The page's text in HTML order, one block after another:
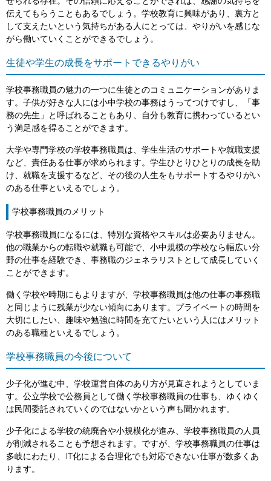
伝えてもらうこともあるでしょう。学校教育に興味があり、裏方と
して支えたいという気持ちがある人にとっては、やりがいを感じな
がら働いていくことができるでしょう。
生徒や学生の成長をサポートできるやりがい
学校事務職員の魅力の一つに生徒とのコミュニケーションがありま
す。子供が好きな人には小中学校の事務はうってつけですし、「事
務の先生」と呼ばれることもあり、自分も教育に携わっているとい
う満足感を得ることができます。
大学や専門学校の学校事務職員は、学生生活のサポートや就職支援
など、責任ある仕事が求められます。学生ひとりひとりの成長を助
け、就職を支援するなど、その後の人生をもサポートするやりがい
のある仕事といえるでしょう。
学校事務職員のメリット
学校事務職員になるには、特別な資格やスキルは必要ありません。
他の職業からの転職や就職も可能で、小中規模の学校なら幅広い分
野の仕事を経験でき、事務職のジェネラリストとして成長していく
ことができます。
働く学校や時期にもよりますが、学校事務職員は他の仕事の事務職
と同じように残業が少ない傾向にあります。プライベートの時間を
大切にしたい、趣味や勉強に時間を充てたいという人にはメリット
のある職種といえるでしょう。
学校事務職員の今後について
少子化が進む中、学校運営自体のあり方が見直されようとしていま
す。公立学校で公務員として働く学校事務職員の仕事も、ゆくゆく
は民間委託されていくのではないかという声も聞かれます。
少子化による学校の統廃合や小規模化が進み、学校事務職員の人員
が削減されることも予想されます。ですが、学校事務職員の仕事は
多岐にわたり、IT化による合理化でも対応できない仕事が数多くあ
ります。